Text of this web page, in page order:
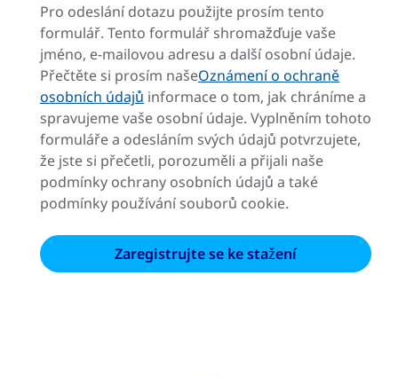
Pro odeslání dotazu použijte prosím tento
formulář. Tento formulář shromažďuje vaše
jméno, e-mailovou adresu a další osobní údaje.
Přečtěte si prosím našeOznámení o ochraně
osobních údajů informace o tom, jak chráníme a
spravujeme vaše osobní údaje. Vyplněním tohoto
formuláře a odesláním svých údajů potvrzujete,
že jste si přečetli, porozuměli a přijali naše
podmínky ochrany osobních údajů a také
podmínky používání souborů cookie.